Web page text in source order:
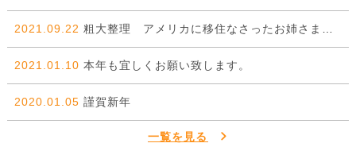
2021.09.22 粗大整理 アメリカに移住なさったお姉さまから弟様に委ねた一件。
2021.01.10 本年も宜しくお願い致します。
2020.01.05 謹賀新年
一覧を見る